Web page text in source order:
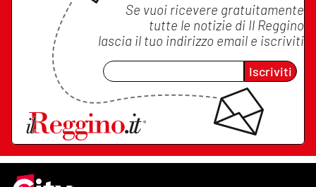
Se vuoi ricevere gratuitamente
tutte le notizie di Il Reggino
lascia il tuo indirizzo email e iscriviti
Iscriviti